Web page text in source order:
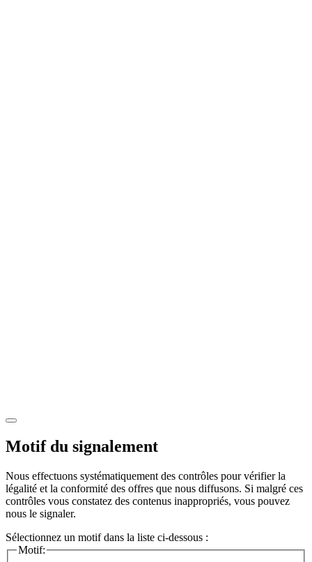
Motif du signalement
Nous effectuons systématiquement des contrôles pour vérifier la
légalité et la conformité des offres que nous diffusons. Si malgré ces
contrôles vous constatez des contenus inappropriés, vous pouvez
nous le signaler.
Sélectionnez un motif dans la liste ci-dessous :
Motif: